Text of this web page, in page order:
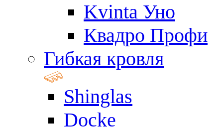
Kvinta Уно
Квадро Профи
Гибкая кровля
Shinglas
Docke